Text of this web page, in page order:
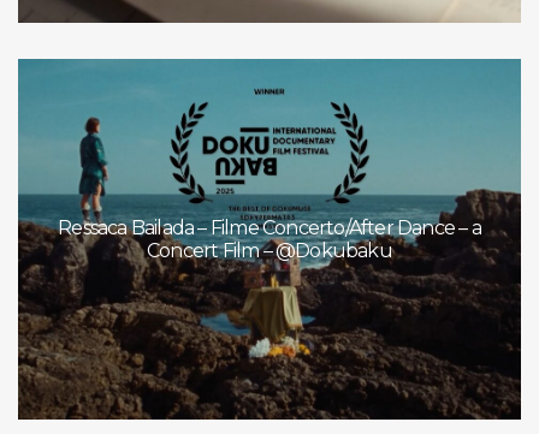
Ressaca Bailada – Filme Concerto/After Dance – a
Concert Film – @Dokubaku